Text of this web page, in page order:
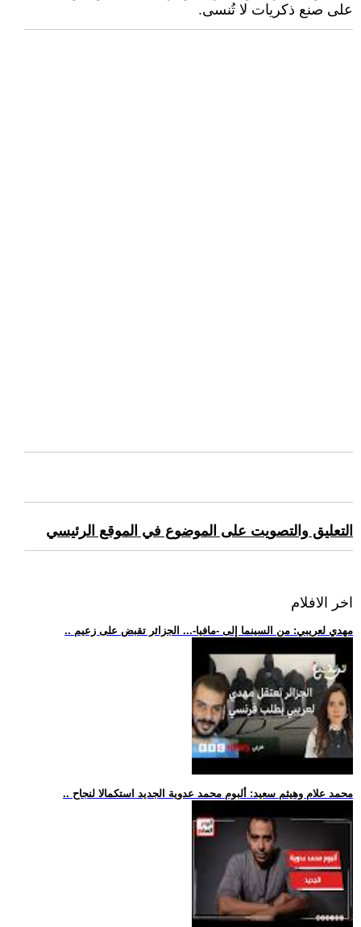
على صنع ذكريات لا تُنسى.
التعليق والتصويت على الموضوع في الموقع الرئيسي
اخر الافلام
.. مهدي لعريبي: من السينما إلى -مافيا-... الجزائر تقبض على زعيم
.. محمد علام وهيثم سعيد: ألبوم محمد عدوية الجديد استكمالا لنجاح